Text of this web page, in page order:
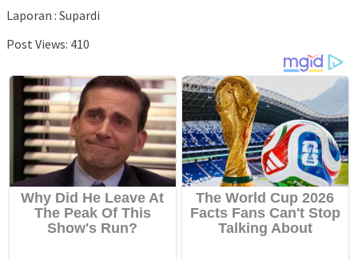
Laporan : Supardi
Post Views: 410